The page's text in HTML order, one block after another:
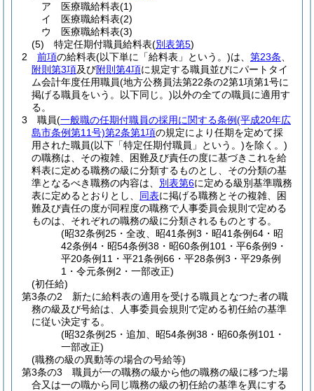
ア
医療職給料表(1)
イ
医療職給料表(2)
ウ
医療職給料表(3)
(5)
特定任期付職員給料表(別表第5)
2
前項の給料表(以下単に「給料表」という。)は、 第23条
附則第3項及び附則第4項に規定する職員並びにパートタイ
ム会計年度任用職員(地方公務員法第22条の2第1項第1号に
掲げる職員をいう。以下同じ。)以外の全ての職員に適用す
る。
3
職員(一般職の任期付職員の採用に関する条例(平成20年広
島市条例第11号)第2条第1項の規定により任期を定めて採
用された職員(以下「特定任期付職員」という。)を除く。)
の職務は、その複雑、困難及び責任の度に基づきこれを給
料表に定める職務の級に分類するものとし、その分類の基
準となるべき職務の内容は、 別表第6に定める級別基準職務
表に定めるとおりとし、 同表に掲げる職務とその複雑、困
難及び責任の度が同程度の職務で人事委員会規則で定める
ものは、それぞれの職務の級に分類されるものとする。
(昭32条例25・全改、昭41条例3・昭41条例64・昭
42条例4・昭54条例38・昭60条例101・平6条例9・
平20条例11・平21条例66・平28条例3・平29条例
1・令元条例2・一部改正)
(初任給)
第3条の2
新たに給料表の適用を受ける職員となつた者の職
務の級及び号給は、人事委員会規則で定める初任給の基準
に従い決定する。
(昭32条例25・追加、昭54条例38・昭60条例101・
一部改正)
(職務の級の異動等の場合の号給等)
第3条の3
職員が一の職務の級から他の職務の級に移つた場
合又は一の職から同じ職務の級の初任給の基準を異にする